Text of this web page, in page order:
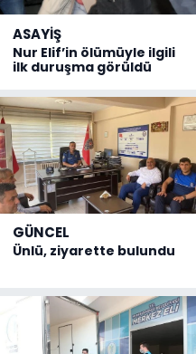
ASAYİŞ
Nur Elif’in ölümüyle ilgili
ilk duruşma görüldü
GÜNCEL
Ünlü, ziyarette bulundu